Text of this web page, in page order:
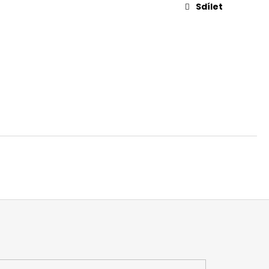
Sdílet